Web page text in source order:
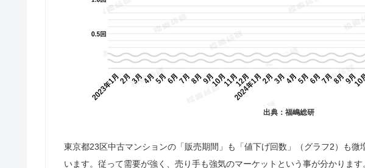
出典：福嶋総研
東京都23区中古マンションの「販売期間」も「値下げ回数」（グラフ2）も微
います。従って需要が強く、売り手も強気のマーケットという事が分かりま